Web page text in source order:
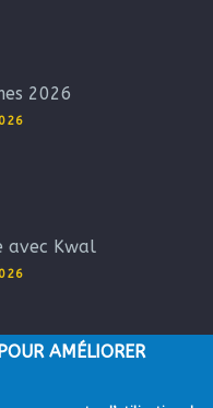
2026
avec Kwal
AMÉLIORER